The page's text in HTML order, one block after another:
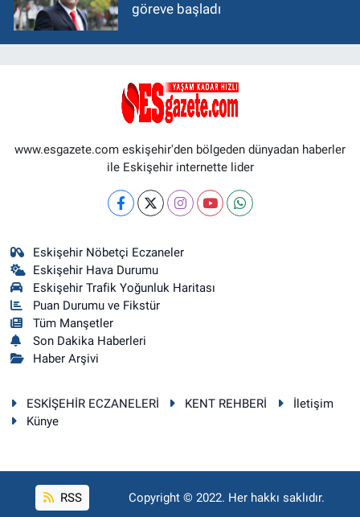
göreve başladı
www.esgazete.com eskişehir'den bölgeden dünyadan haberler
ile Eskişehir internette lider
Eskişehir Nöbetçi Eczaneler
Eskişehir Hava Durumu
Eskişehir Trafik Yoğunluk Haritası
Puan Durumu ve Fikstür
Tüm Manşetler
Son Dakika Haberleri
Haber Arşivi
ESKİŞEHİR ECZANELERİ KENT REHBERİ
İletişim
Künye
RSS Copyright © 2022. Her hakkı saklıdır.